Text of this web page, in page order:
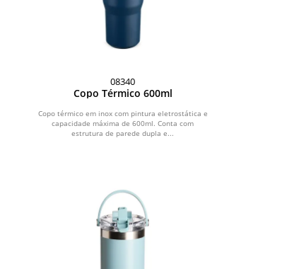
08340
Copo Térmico 600ml
Copo térmico em inox com pintura eletrostática e
capacidade máxima de 600ml. Conta com
estrutura de parede dupla e...